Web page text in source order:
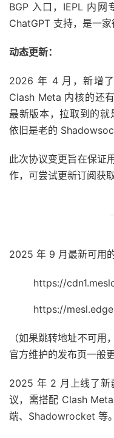
BGP 入口，IEPL 内网
ChatGPT 支持，是一家
动态更新：
2026 年 4 月，新增
Clash Meta 内核的还
最新版本，拉取到的
依旧是老的
此次协议变更旨在保证
作，可尝试更新订阅获
2025 年 9 月最新可用的
https://
https://
（如果跳转地址不可用
官方维护的发布页一般
2025 年 2 月上线了新
议，需搭配 Clash
端、Shadowrocket 等。